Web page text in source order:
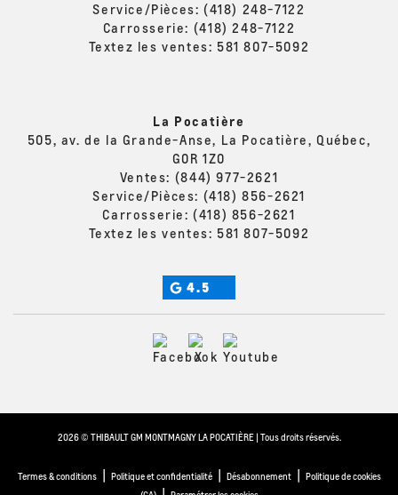
Service/Pièces: (418) 248-7122
Carrosserie: (418) 248-7122
Textez les ventes: 581 807-5092
La Pocatière
505, av. de la Grande-Anse, La Pocatière, Québec,
G0R 1Z0
Ventes: (844) 977-2621
Service/Pièces: (418) 856-2621
Carrosserie: (418) 856-2621
Textez les ventes: 581 807-5092
4.5
2026 © THIBAULT GM MONTMAGNY LA POCATIÈRE| Tous droits réservés.
Termes & conditions| Politique et confidentialité| Désabonnement| Politique de cookies